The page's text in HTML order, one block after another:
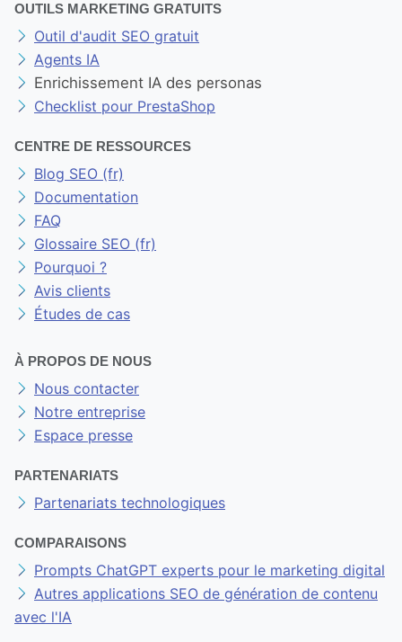
OUTILS MARKETING GRATUITS
Outil d'audit SEO gratuit
Agents IA
Enrichissement IA des personas
Checklist pour PrestaShop
CENTRE DE RESSOURCES
Blog SEO (fr)
Documentation
FAQ
Glossaire SEO (fr)
Pourquoi ?
Avis clients
Études de cas
À PROPOS DE NOUS
Nous contacter
Notre entreprise
Espace presse
PARTENARIATS
Partenariats technologiques
COMPARAISONS
Prompts ChatGPT experts pour le marketing digital
Autres applications SEO de génération de contenu
avec l'IA